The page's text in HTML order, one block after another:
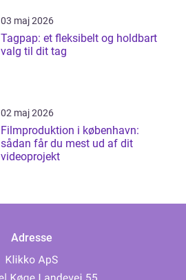
03 maj 2026
Tagpap: et fleksibelt og holdbart
valg til dit tag
02 maj 2026
Filmproduktion i københavn:
sådan får du mest ud af dit
videoprojekt
Adresse